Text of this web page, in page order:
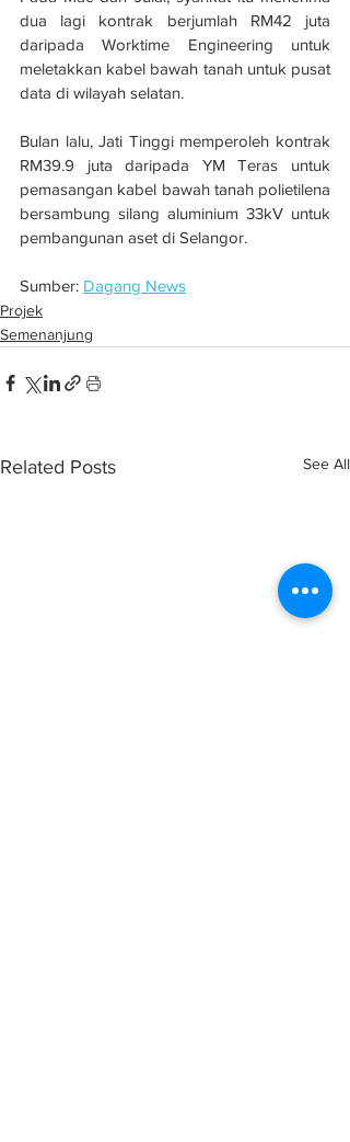
dua lagi kontrak berjumlah RM42 juta
daripada Worktime Engineering untuk
meletakkan kabel bawah tanah untuk pusat
data di wilayah selatan.
Bulan lalu, Jati Tinggi memperoleh kontrak
RM39.9 juta daripada YM Teras untuk
pemasangan kabel bawah tanah polietilena
bersambung silang aluminium 33kV untuk
pembangunan aset di Selangor.
Sumber: Dagang News
Projek
Semenanjung
Related Posts See All